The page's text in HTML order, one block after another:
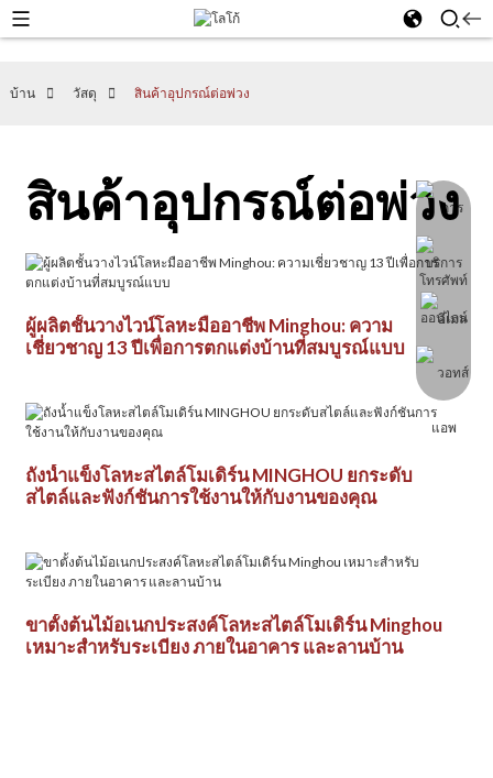
บ้าน วัสดุ สินค้าอุปกรณ์ต่อพ่วง
สินค้าอุปกรณ์ต่อพ่วง
ผู้ผลิตชั้นวางไวน์โลหะมืออาชีพ Minghou: ความ
เชี่ยวชาญ 13 ปีเพื่อการตกแต่งบ้านที่สมบูรณ์แบบ
ถังน้ำแข็งโลหะสไตล์โมเดิร์น MINGHOU ยกระดับ
สไตล์และฟังก์ชันการใช้งานให้กับงานของคุณ
ขาตั้งต้นไม้อเนกประสงค์โลหะสไตล์โมเดิร์น Minghou
เหมาะสำหรับระเบียง ภายในอาคาร และลานบ้าน